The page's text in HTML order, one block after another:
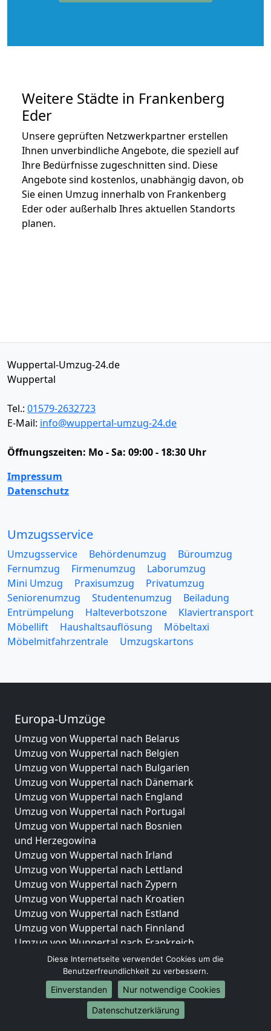
Weitere Städte in Frankenberg
Eder
Unsere geprüften Netzwerkpartner erstellen
Ihnen unverbindliche Angebote, die speziell auf
Ihre Bedürfnisse zugeschnitten sind. Diese
Angebote sind kostenlos, unabhängig davon, ob
Sie einen Umzug innerhalb von Frankenberg
Eder oder außerhalb Ihres aktuellen Standorts
planen.
Wuppertal-Umzug-24.de
Wuppertal
Tel.: 01579-2632723
E-Mail: info@wuppertal-umzug-24.de
Öffnungszeiten: Mo - Sa: 09:00 - 18:30 Uhr
Impressum
Datenschutz
Umzugsservice
Umzugsservice Behördenumzug
Büroumzug
Fernumzug
Firmenumzug
Laborumzug
Mini Umzug
Praxisumzug
Privatumzug
Seniorenumzug
Studentenumzug
Beiladung
Entrümpelung
Halteverbotszone
Klaviertransport
Möbellift
Haushaltsauflösung
Möbeltaxi
Möbelmitfahrzentrale
Umzugskartons
Europa-Umzüge
Umzug von Wuppertal nach Belarus
Umzug von Wuppertal nach Belgien
Umzug von Wuppertal nach Bulgarien
Umzug von Wuppertal nach Dänemark
Umzug von Wuppertal nach England
Umzug von Wuppertal nach Portugal
Umzug von Wuppertal nach Bosnien
und Herzegowina
Umzug von Wuppertal nach Irland
Umzug von Wuppertal nach Lettland
Umzug von Wuppertal nach Zypern
Umzug von Wuppertal nach Kroatien
Umzug von Wuppertal nach Estland
Umzug von Wuppertal nach Finnland
Umzug von Wuppertal nach Frankreich
Umzug von Wuppertal nach Griechenland
Umzug von Wuppertal nach Italien
Umzug von Wuppertal nach Liechtenstein
Umzug von Wuppertal nach Luxemburg
Umzug von Wuppertal nach Niederlande
Diese Internetseite verwendet Cookies um die
Benutzerfreundlichkeit zu verbessern.
Einverstanden
Nur notwendige Cookies
Datenschutzerklärung